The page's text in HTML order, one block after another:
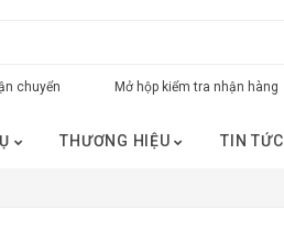
chuyển Mở hộp kiểm tra nhận hàng
THƯƠNG HIỆU TIN TỨC